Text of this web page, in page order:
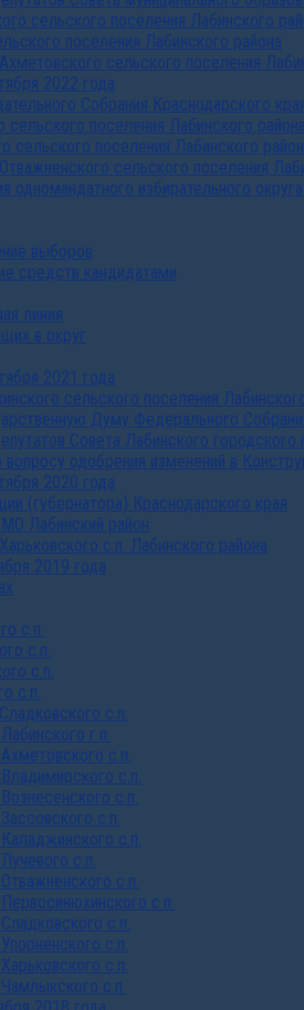
сельского поселения Лабинского
поселения Лабинского района
сельского поселения
2022 года
Собрания Краснодарского
поселения Лабинского района
поселения Лабинского
сельского поселения
одномандатного избирательного
выборов
средств кандидатами
линия
в округ
2021 года
сельского поселения
Думу Федерального
Совета Лабинского
одобрения изменений в
2020 года
(губернатора) Краснодарского края
Лабинский район
с.п. Лабинского района
2019 года
с.п.
с.п.
с.п.
с.п.
с.п.
г.п.
с.п.
с.п.
с.п.
с.п.
с.п.
с.п.
с.п.
с.п.
с.п.
с.п.
с.п.
с.п.